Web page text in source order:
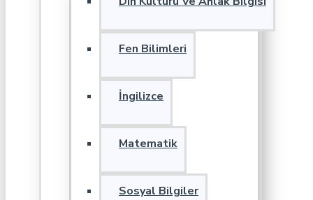
Fen Bilimleri
İngilizce
Matematik
Sosyal Bilgiler